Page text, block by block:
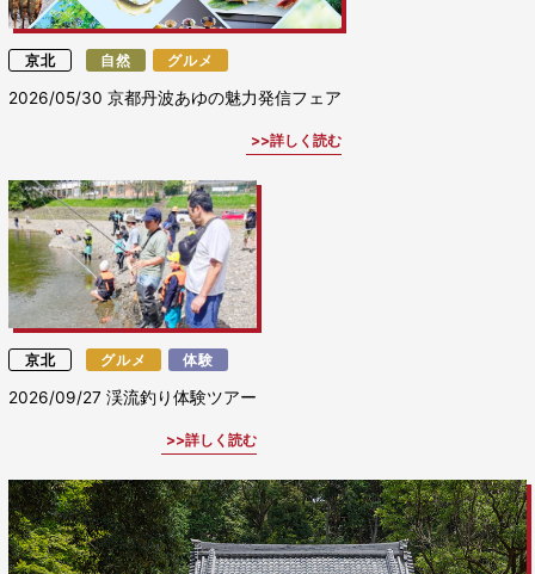
京北 自然 グルメ
2026/05/30京都丹波あゆの魅力発信フェア
詳しく読む
京北 グルメ 体験
2026/09/27渓流釣り体験ツアー
詳しく読む